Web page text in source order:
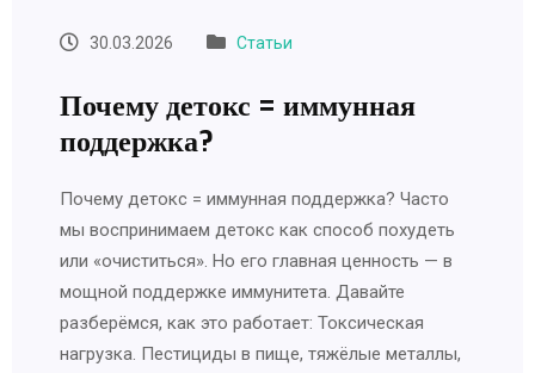
30.03.2026 Статьи
Почему детокс = иммунная
поддержка?
Почему детокс = иммунная поддержка? Часто
мы воспринимаем детокс как способ похудеть
или «очиститься». Но его главная ценность — в
мощной поддержке иммунитета. Давайте
разберёмся, как это работает: Токсическая
нагрузка. Пестициды в пище, тяжёлые металлы,